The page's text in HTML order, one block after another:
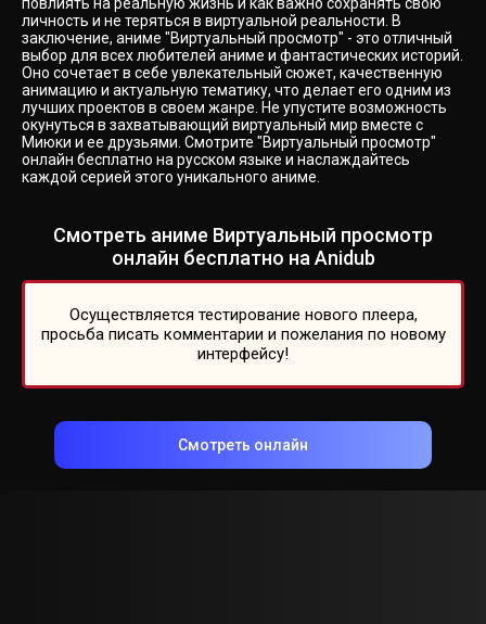
личность и не теряться в виртуальной реальности. В
заключение, аниме "Виртуальный просмотр" - это отличный
выбор для всех любителей аниме и фантастических историй.
Оно сочетает в себе увлекательный сюжет, качественную
анимацию и актуальную тематику, что делает его одним из
лучших проектов в своем жанре. Не упустите возможность
окунуться в захватывающий виртуальный мир вместе с
Миюки и ее друзьями. Смотрите "Виртуальный просмотр"
онлайн бесплатно на русском языке и наслаждайтесь
каждой серией этого уникального аниме.
Смотреть аниме Виртуальный просмотр
онлайн бесплатно на Anidub
Осуществляется тестирование нового плеера,
просьба писать комментарии и пожелания по новому
интерфейсу!
Смотреть онлайн